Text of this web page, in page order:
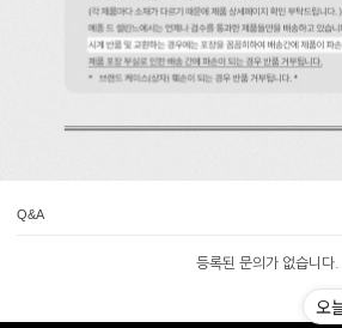
Q&A
등록된 문의가 없습니다.
오